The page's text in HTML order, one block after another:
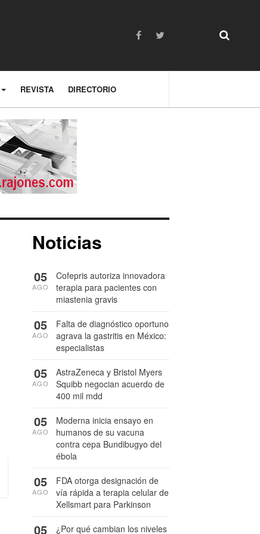
REVISTA DIRECTORIO
Noticias
Cofepris autoriza innovadora
terapia para pacientes con
miastenia gravis
05
AGO
Falta de diagnóstico oportuno
agrava la gastritis en México:
especialistas
05
AGO
AstraZeneca y Bristol Myers
Squibb negocian acuerdo de
400 mil mdd
05
AGO
Moderna inicia ensayo en
humanos de su vacuna
contra cepa Bundibugyo del
ébola
05
AGO
FDA otorga designación de
vía rápida a terapia celular de
Xellsmart para Parkinson
05
AGO
¿Por qué cambian los niveles
05